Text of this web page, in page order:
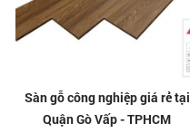
Sàn gỗ công nghiệp giá rẻ tại
Quận Gò Vấp - TPHCM